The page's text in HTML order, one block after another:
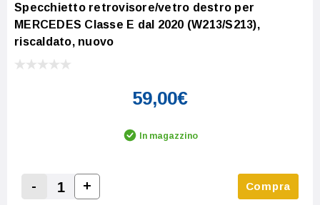
Specchietto retrovisore/vetro destro per
MERCEDES Classe E dal 2020 (W213/S213),
riscaldato, nuovo
59,00€
In magazzino
-
Increase Quantity:
+ Compra